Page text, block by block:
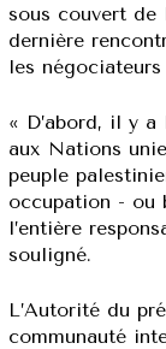
sous couvert de
dernière
les
« D’abord, il y
aux Nations
peuple
occupation - ou
l’entière
souligné.
L’Autorité du
communauté